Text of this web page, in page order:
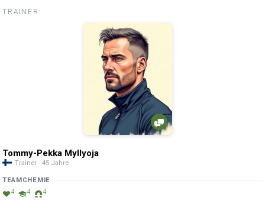
TRAINER:
Tommy-Pekka Myllyoja
Trainer · 45 Jahre
TEAMCHEMIE
4 4 4